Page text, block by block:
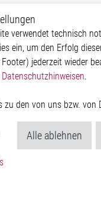
Body & Convenience
Actuator
Comfort
HVAC System
Power Supply
verwendet technisch
ein, um den Erfolg
jederzeit wieder
Datenschutzhinweisen.
zu den von uns bzw.
Alle ablehnen